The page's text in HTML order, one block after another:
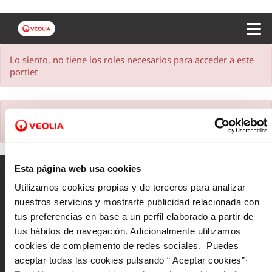
Esta página web usa cookies
Utilizamos cookies propias y de terceros para analizar
nuestros servicios y mostrarte publicidad relacionada con
tus preferencias en base a un perfil elaborado a partir de
tus hábitos de navegación. Adicionalmente utilizamos
cookies de complemento de redes sociales. Puedes
aceptar todas las cookies pulsando “ Aceptar cookies”·
Lo siento, no tiene los roles necesarios para acceder a este
portlet
Lo siento, no tiene los roles necesarios para acceder a este
portlet
Mapa Web
Aviso legal y privacidad de la web
Política de cookies